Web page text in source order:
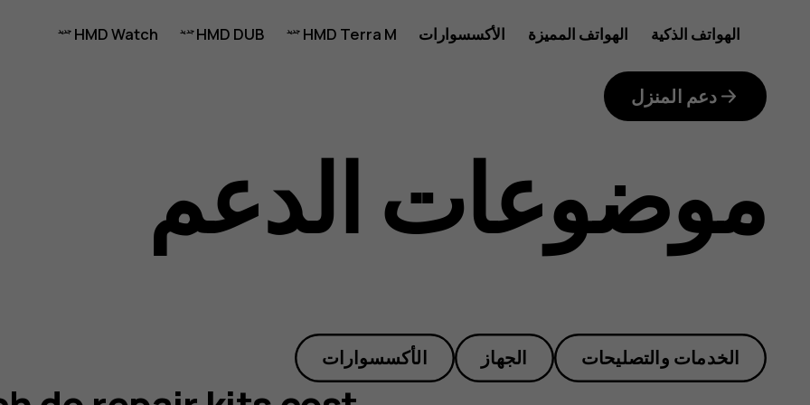
How
much
do
repair
الهواتف الذكية الهواتف المميزة الأكسسوارات HMD Terra M
HMD DUB
HMD Watch
دعم المنزل
موضوعات الدعم
الخدمات والتصليحات الجهاز الأكسسوارات